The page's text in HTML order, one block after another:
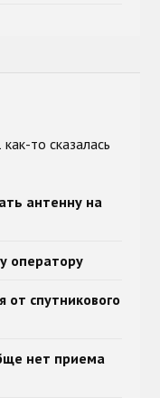
то сказалась
антенну на
оператору
от спутникового
нет приема